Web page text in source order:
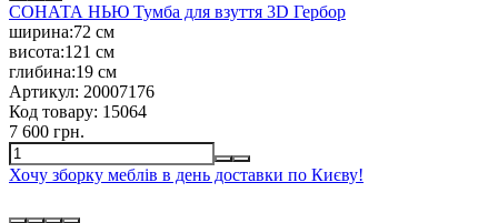
СОНАТА НЬЮ Тумба для взуття 3D Гербор
ширина:72 см
висота:121 см
глибина:19 см
Артикул: 20007176
Код товару: 15064
7 600 грн.
Хочу зборку меблів в день доставки по Києву!